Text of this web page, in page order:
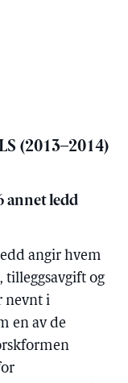
(2013–2014)
annet ledd
angir hvem
tilleggsavgift og
nevnt i
en av de